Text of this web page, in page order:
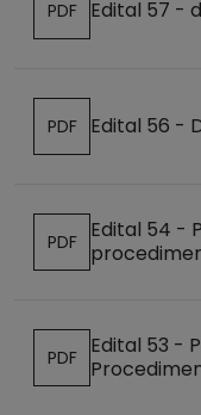
Abre num novo
PDF Edital 57 -
Abre num novo
PDF Edital 56 -
Abre num novo
PDF
Edital 54 -
Abre num novo
PDF
Edital 53 -